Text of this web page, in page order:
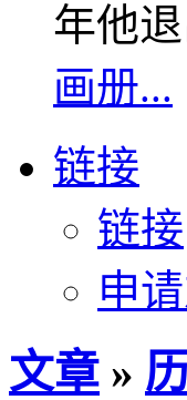
年他
画册...
链接
链接
申
文章 »